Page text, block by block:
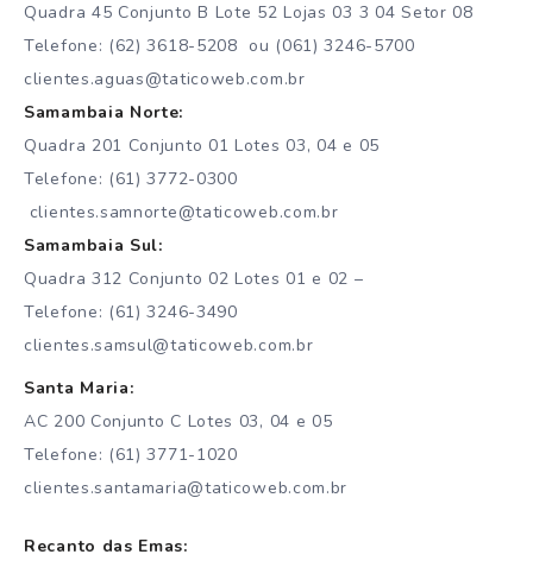
Quadra 45 Conjunto B Lote 52 Lojas 03 3 04 Setor 08
Telefone: (62) 3618-5208 ou (061) 3246-5700
clientes.aguas@taticoweb.com.br
Samambaia Norte:
Quadra 201 Conjunto 01 Lotes 03, 04 e 05
Telefone: (61) 3772-0300
clientes.samnorte@taticoweb.com.br
Samambaia Sul:
Quadra 312 Conjunto 02 Lotes 01 e 02 –
Telefone: (61) 3246-3490
clientes.samsul@taticoweb.com.br
Santa Maria:
AC 200 Conjunto C Lotes 03, 04 e 05
Telefone: (61) 3771-1020
clientes.santamaria@taticoweb.com.br
Recanto das Emas: